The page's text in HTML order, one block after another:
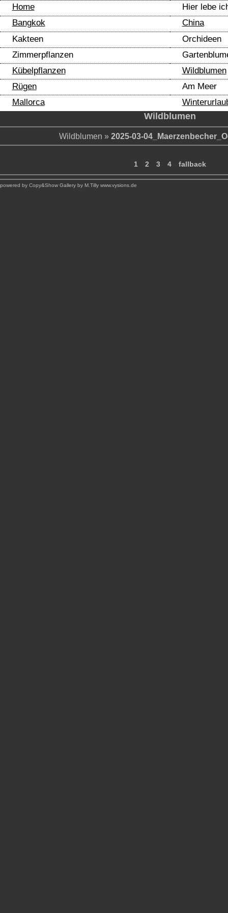
Home
Hier lebe
Bangkok
China
Kakteen
Orchideen
Zimmerpflanzen
Kübelpflanzen
Wildblumen
Rügen
Am Meer
Mallorca
Wildblumen
Wildblumen » 2025-03-
1 2 3 4 fallback
powered by Copy&Show Gallery by M.Tilly www.vysions.de